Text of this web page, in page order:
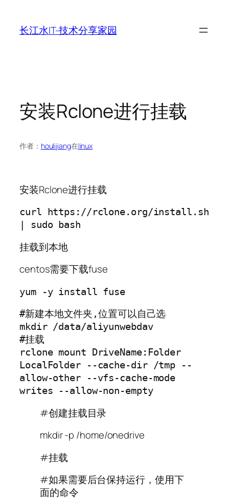
长江水IT-技术分享家园
安装Rclone进行挂载
作者： houlijiang在linux
安装Rclone进行挂载
curl https://rclone.org/install.sh
| sudo bash
挂载到本地
centos需要下载fuse
yum -y install fuse
#新建本地文件夹,位置可以自己选
mkdir /data/aliyunwebdav
#挂载
rclone mount DriveName:Folder
LocalFolder --cache-dir /tmp --
allow-other --vfs-cache-mode
writes --allow-non-empty
#创建挂载目录
mkdir -p /home/onedrive
#挂载
#如果需要后台保持运行，使用下
面的命令